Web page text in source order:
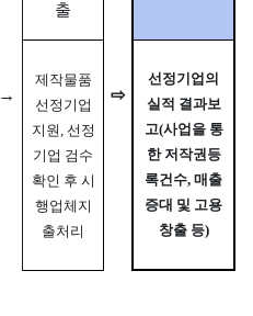
→
출
⇨
제작물품
선정기업
지원, 선정
기업 검수
확인 후 시
행업체지
출처리
선정기업의
실적 결과보
고(사업을 통
한 저작권등
록건수, 매출
증대 및 고용
창출 등)